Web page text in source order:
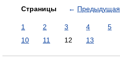
Страницы ← Предыдущая
1 2 3 4 5
10
11 12 13